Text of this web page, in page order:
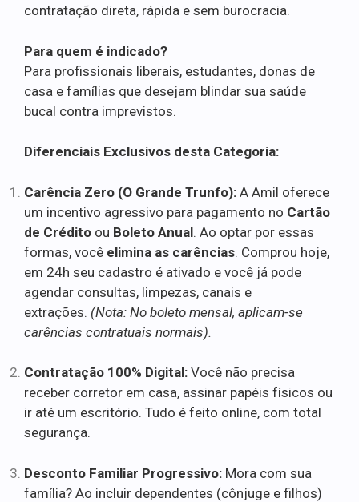
contratação direta, rápida e sem burocracia.
Para quem é indicado?
Para profissionais liberais, estudantes, donas de
casa e famílias que desejam blindar sua saúde
bucal contra imprevistos.
Diferenciais Exclusivos desta Categoria:
Carência Zero (O Grande Trunfo): A Amil oferece
um incentivo agressivo para pagamento no Cartão
de Crédito ou Boleto Anual. Ao optar por essas
formas, você elimina as carências. Comprou hoje,
em 24h seu cadastro é ativado e você já pode
agendar consultas, limpezas, canais e
extrações. (Nota: No boleto mensal, aplicam-se
carências contratuais normais).
Contratação 100% Digital: Você não precisa
receber corretor em casa, assinar papéis físicos ou
ir até um escritório. Tudo é feito online, com total
segurança.
Desconto Familiar Progressivo: Mora com sua
família? Ao incluir dependentes (cônjuge e filhos)